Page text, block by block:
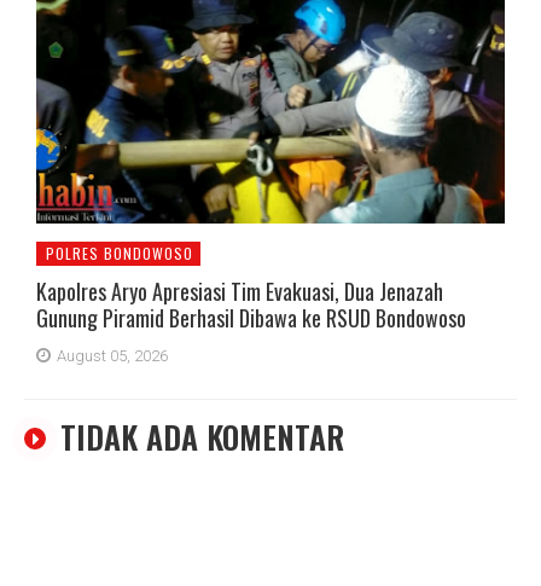
POLRES BONDOWOSO
Kapolres Aryo Apresiasi Tim Evakuasi, Dua Jenazah
Gunung Piramid Berhasil Dibawa ke RSUD Bondowoso
August 05, 2026
TIDAK ADA KOMENTAR